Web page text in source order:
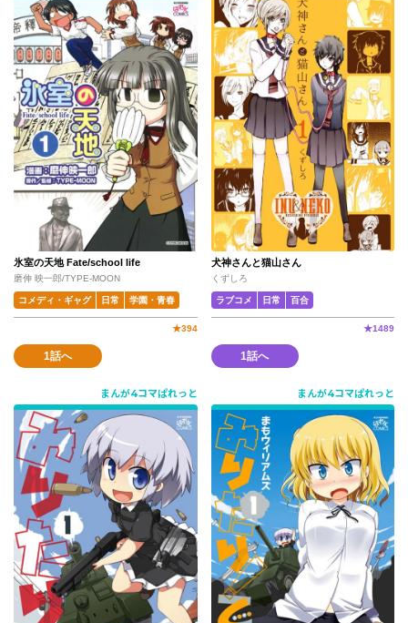
氷室の天地 Fate/school life
磨伸 映一郎/TYPE-MOON
コメディ・ギャグ 日常 学園・青春
★394
1話へ
犬神さんと猫山さん
くずしろ
ラブコメ 日常 百合
★1489
1話へ
まんが4コマぱれっと まんが4コマぱれっと